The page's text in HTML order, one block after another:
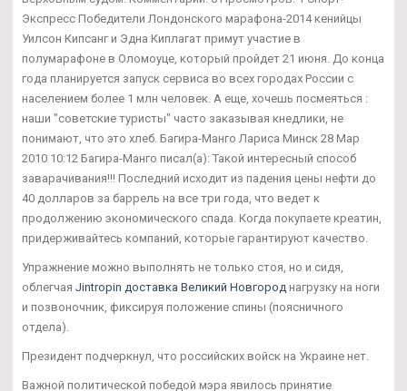
Экспресс Победители Лондонского марафона-2014 кенийцы
Уилсон Кипсанг и Эдна Киплагат примут участие в
полумарафоне в Оломоуце, который пройдет 21 июня. До конца
года планируется запуск сервиса во всех городах России с
населением более 1 млн человек. А еще, хочешь посмеяться :
наши "советские туристы" часто заказывая кнедлики, не
понимают, что это хлеб. Багира-Манго Лариса Минск 28 Мар
2010 10:12 Багира-Манго писал(а): Такой интересный способ
заварачивания!!! Последний исходит из падения цены нефти до
40 долларов за баррель на все три года, что ведет к
продолжению экономического спада. Когда покупаете креатин,
придерживайтесь компаний, которые гарантируют качество.
Упражнение можно выполнять не только стоя, но и сидя,
облегчая Jintropin доставка Великий Новгород нагрузку на ноги
и позвоночник, фиксируя положение спины (поясничного
отдела).
Президент подчеркнул, что российских войск на Украине нет.
Важной политической победой мэра явилось принятие